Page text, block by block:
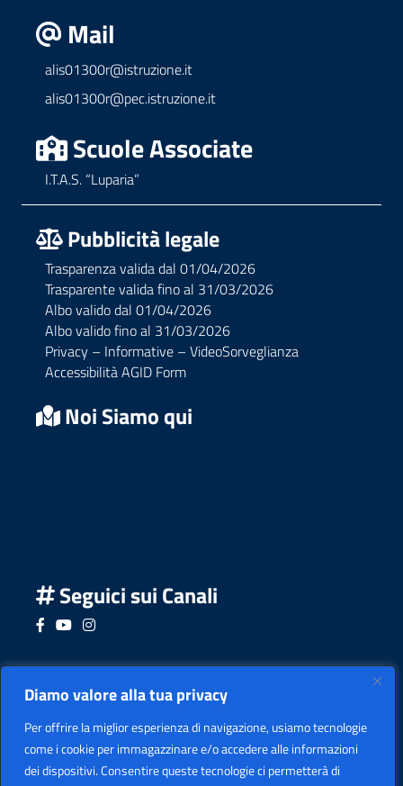
Diamo valore alla tua privacy
Per offrire la miglior esperienza di navigazione, usiamo tecnologie
come i cookie per immagazzinare e/o accedere alle informazioni
dei dispositivi. Consentire queste tecnologie ci permetterà di
Mail
alis01300r@istruzione.it
alis01300r@pec.istruzione.it
Scuole Associate
I.T.A.S. “Luparia”
Pubblicità legale
Trasparenza valida dal 01/04/2026
Trasparente valida fino al 31/03/2026
Albo valido dal 01/04/2026
Albo valido fino al 31/03/2026
Privacy – Informative – VideoSorveglianza
Accessibilità AGID Form
Noi Siamo qui
Seguici sui Canali
Seguici su Facebook
Seguici su YouTube
Seguici su Instagram